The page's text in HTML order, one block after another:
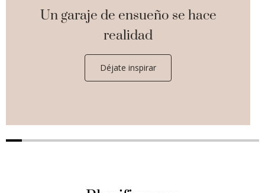
Un garaje de ensueño se hace
realidad
Déjate inspirar